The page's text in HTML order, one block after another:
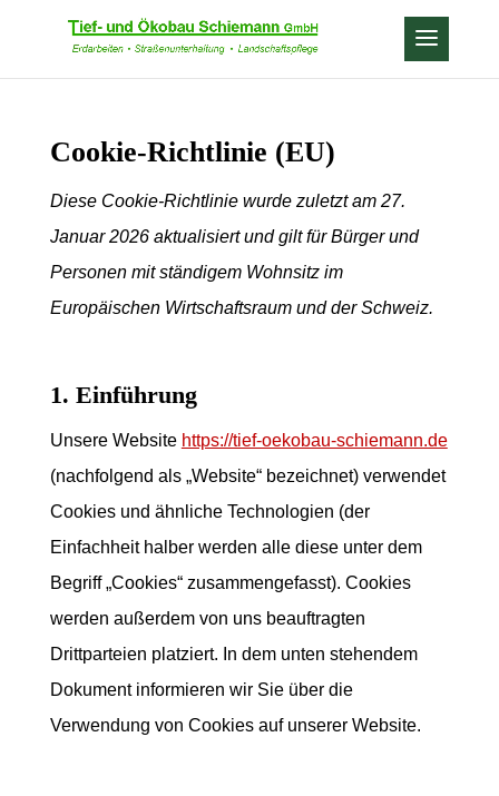
Cookie-Richtlinie (EU)
Diese Cookie-Richtlinie wurde zuletzt am 27.
Januar 2026 aktualisiert und gilt für Bürger und
Personen mit ständigem Wohnsitz im
Europäischen Wirtschaftsraum und der Schweiz.
1. Einführung
Unsere Website https://tief-oekobau-schiemann.de
(nachfolgend als „Website“ bezeichnet) verwendet
Cookies und ähnliche Technologien (der
Einfachheit halber werden alle diese unter dem
Begriff „Cookies“ zusammengefasst). Cookies
werden außerdem von uns beauftragten
Drittparteien platziert. In dem unten stehendem
Dokument informieren wir Sie über die
Verwendung von Cookies auf unserer Website.